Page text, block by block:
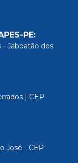
PE:
- Jaboatão dos
| CEP
José - CEP